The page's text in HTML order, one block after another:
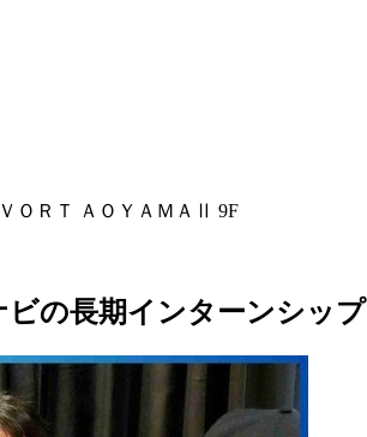
ＯＲＴ ＡＯＹＡＭＡⅡ 9F
の長期インターンシップ